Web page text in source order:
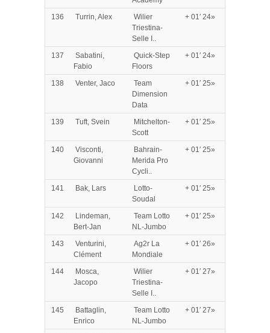
136
Turrin, Alex
Wilier
Triestina-
Selle I..
+ 01′ 24»
137
Sabatini,
Fabio
Quick-Step
Floors
+ 01′ 24»
138 Venter, Jaco
Team
Dimension
Data
+ 01′ 25»
139 Tuft, Svein
Mitchelton-
Scott
+ 01′ 25»
140
Visconti,
Giovanni
Bahrain-
Merida Pro
Cycli..
+ 01′ 25»
141 Bak, Lars
Lotto-
Soudal
+ 01′ 25»
142
Lindeman,
Bert-Jan
Team Lotto
NL-Jumbo
+ 01′ 25»
143
Venturini,
Clément
Ag2r La
Mondiale
+ 01′ 26»
144
Mosca,
Jacopo
Wilier
Triestina-
Selle I..
+ 01′ 27»
145
Battaglin,
Enrico
Team Lotto
NL-Jumbo
+ 01′ 27»